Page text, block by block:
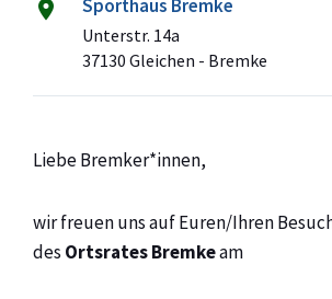
Sporthaus Bremke
Unterstr. 14a
37130 Gleichen - Bremke
Liebe Bremker*innen,
wir freuen uns auf Euren/Ihren
des Ortsrates Bremkeam